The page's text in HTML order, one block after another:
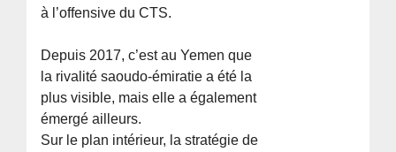
à l’offensive du CTS.
Depuis 2017, c’est au Yemen que
la rivalité saoudo-émiratie a été la
plus visible, mais elle a également
émergé ailleurs.
Sur le plan intérieur, la stratégie de